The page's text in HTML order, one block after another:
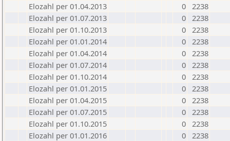
Elozahl per 01.04.2013
0 2238
Elozahl per 01.07.2013
0 2238
Elozahl per 01.10.2013
0 2238
Elozahl per 01.01.2014
0 2238
Elozahl per 01.04.2014
0 2238
Elozahl per 01.07.2014
0 2238
Elozahl per 01.10.2014
0 2238
Elozahl per 01.01.2015
0 2238
Elozahl per 01.04.2015
0 2238
Elozahl per 01.07.2015
0 2238
Elozahl per 01.10.2015
0 2238
Elozahl per 01.01.2016
0 2238